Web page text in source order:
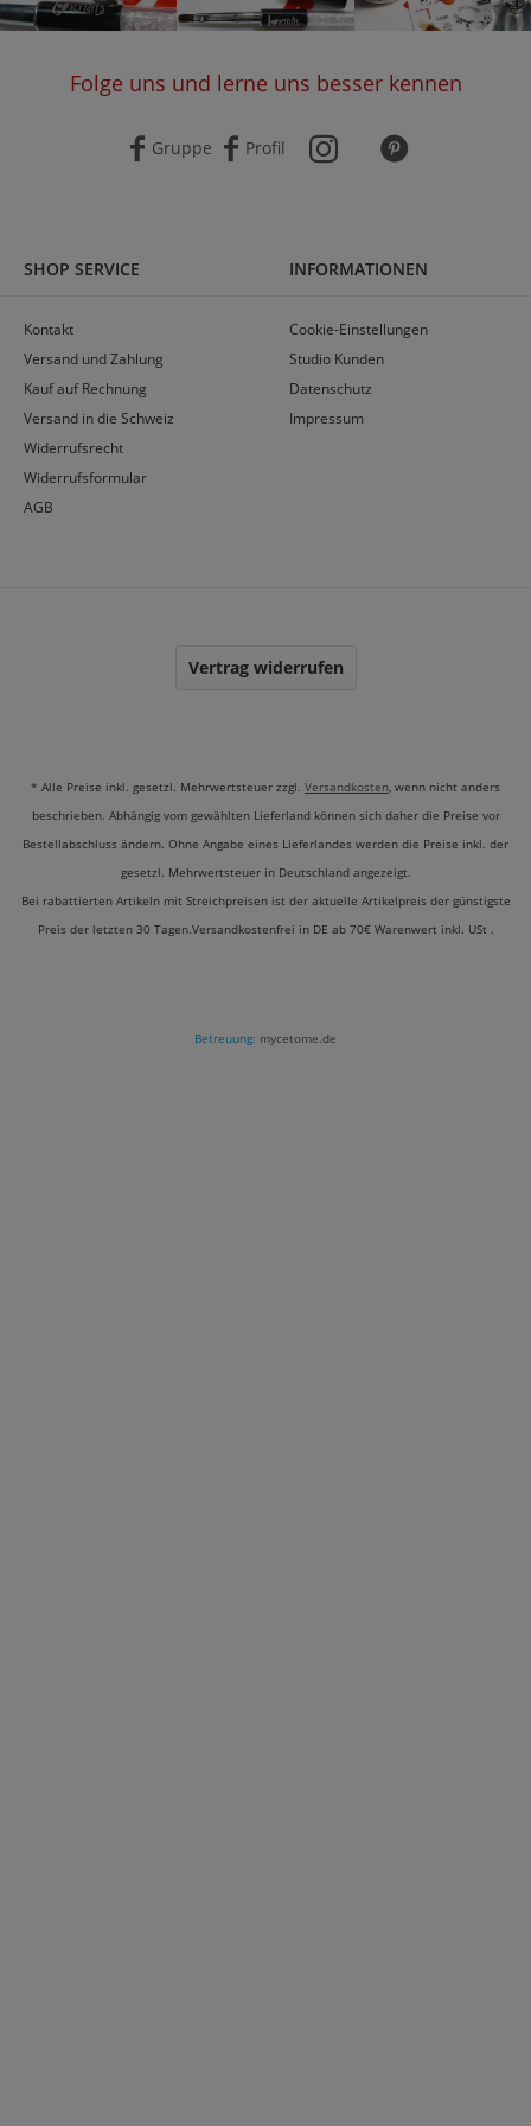
Folge uns und lerne uns besser kennen
Gruppe Profil
SHOP SERVICE
Kontakt
Versand und Zahlung
Kauf auf Rechnung
Versand in die Schweiz
Widerrufsrecht
Widerrufsformular
AGB
INFORMATIONEN
Cookie-Einstellungen
Studio Kunden
Datenschutz
Impressum
Vertrag widerrufen
* Alle Preise inkl. gesetzl. Mehrwertsteuer zzgl. Versandkosten, wenn nicht anders
beschrieben. Abhängig vom gewählten Lieferland können sich daher die Preise vor
Bestellabschluss ändern. Ohne Angabe eines Lieferlandes werden die Preise inkl. der
gesetzl. Mehrwertsteuer in Deutschland angezeigt.
Bei rabattierten Artikeln mit Streichpreisen ist der aktuelle Artikelpreis der günstigste
Preis der letzten 30 Tagen.Versandkostenfrei in DE ab 70€ Warenwert inkl. USt .
Betreuung: mycetome.de